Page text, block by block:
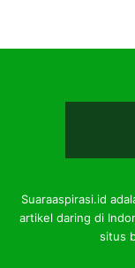
Suaraaspirasi.id
artikel daring di
situs